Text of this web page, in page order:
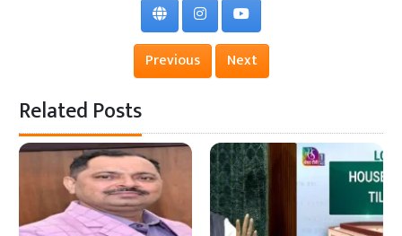
Previous Next
Related Posts